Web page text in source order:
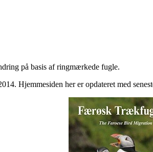
på basis af ringmærkede fugle.
Hjemmesiden her er opdateret med